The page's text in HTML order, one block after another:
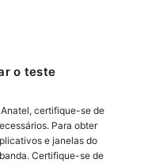
o teste
certifique-se de
Para obter
e janelas do
Certifique-se de